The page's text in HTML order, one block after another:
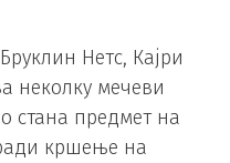
Нетс, Кајри
неколку мечеви
стана предмет на
кршење на